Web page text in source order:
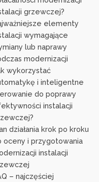
grzewczej?
elementy
wymagające
lub naprawy
modernizacji
wykorzystać
i inteligentne
do poprawy
instalacji
działania krok po kroku
oceny i przygotowania
instalacji
– najczęściej